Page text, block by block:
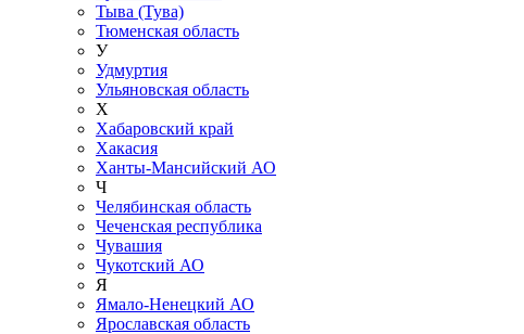
Тыва (Тува)
Тюменская область
У
Удмуртия
Ульяновская область
Х
Хабаровский край
Хакасия
Ханты-Мансийский АО
Ч
Челябинская область
Чеченская республика
Чувашия
Чукотский АО
Я
Ямало-Ненецкий АО
Ярославская область